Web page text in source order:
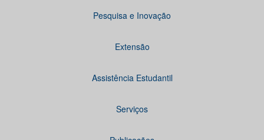
Pesquisa e Inovação
Extensão
Assistência Estudantil
Serviços